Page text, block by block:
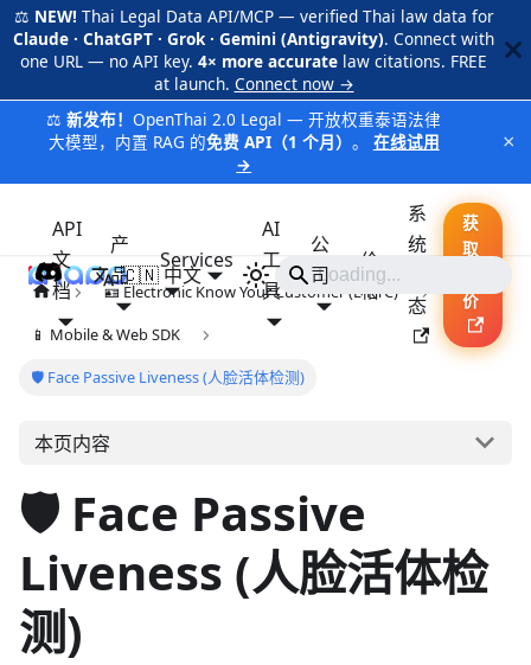
⚖️ NEW! Thai Legal Data API/MCP — verified Thai law data for
Claude · ChatGPT · Grok · Gemini (Antigravity). Connect with
one URL — no API key. 4× more accurate law citations. FREE
at launch. Connect now →
⚖️新发布！OpenThai 2.0 Legal — 开放权重泰语法律
大模型，内置 RAG 的免费 API（1 个月） 。
在线试用
→
×
iApp
API
文
档
产
品
Services
AI
工
具
公
司
价
格
系
统
态
获
取
价
🇨🇳 中文
🪪 Electronic Know Your Customer (E-KYC)
📱 Mobile & Web SDK
🛡️ Face Passive Liveness (人脸活体检测)
本页内容
🛡️ Face Passive
Liveness (人脸活体检
测)